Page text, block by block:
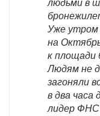
Уже
на
к площади
Людям не
загоняли
в два часа
лидер